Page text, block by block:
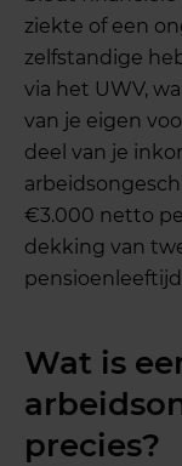
ziekte of een
zelfstandige
via het UWV,
van je eigen
deel van je
€3.000 netto
dekking van
Wat is
precies?